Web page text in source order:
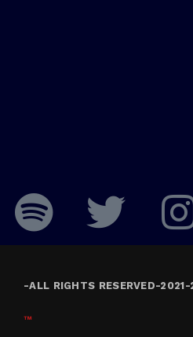
ALL RIGHTS RESERVED-
-
™